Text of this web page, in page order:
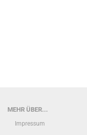
MEHR ÜBER...
Impressum